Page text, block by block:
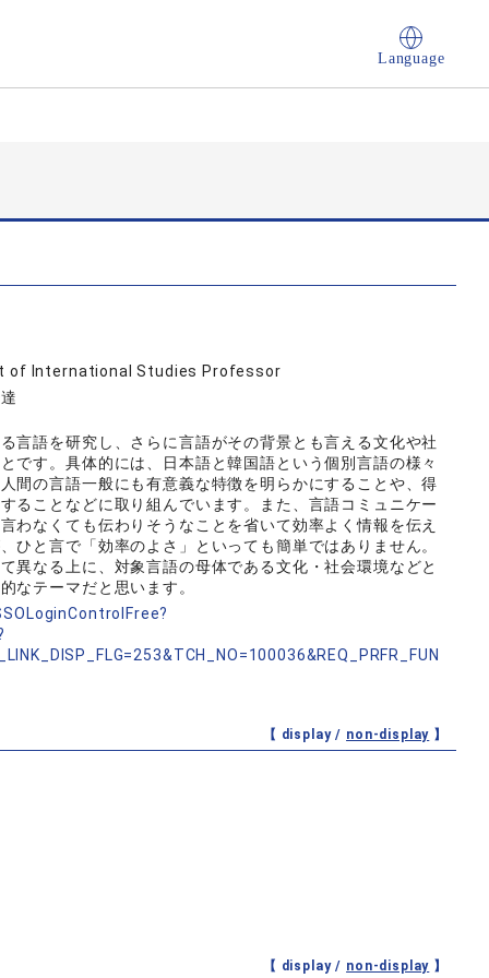
Language
of International Studies Professor
言語を研究し、さらに言語がその背景とも言える文化や社
です。具体的には、日本語と韓国語という個別言語の様々
間の言語一般にも有意義な特徴を明らかにすることや、得
ることなどに取り組んでいます。また、言語コミュニケー
わなくても伝わりそうなことを省いて効率よく情報を伝え
ひと言で「効率のよさ」といっても簡単ではありません。
異なる上に、対象言語の母体である文化・社会環境などと
なテーマだと思います。
【 display / non-display 】
【 display / non-display 】